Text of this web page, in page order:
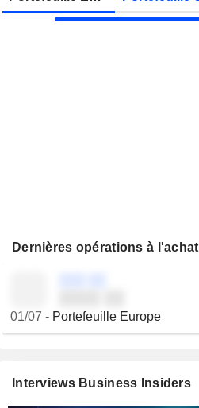
JBS N.V.
Dernières opérations à l'achat
01/07 - Portefeuille Europe
Interviews Business Insiders